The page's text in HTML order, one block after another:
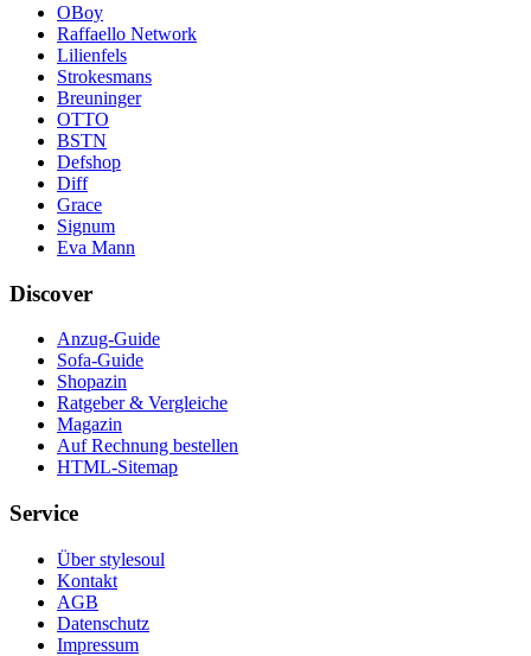
OBoy
Raffaello Network
Lilienfels
Strokesmans
Breuninger
OTTO
BSTN
Defshop
Diff
Grace
Signum
Eva Mann
Discover
Anzug-Guide
Sofa-Guide
Shopazin
Ratgeber & Vergleiche
Magazin
Auf Rechnung bestellen
HTML-Sitemap
Service
Über stylesoul
Kontakt
AGB
Datenschutz
Impressum